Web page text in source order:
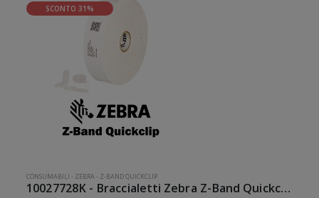
SCONTO 31%
CONSUMABILI - ZEBRA- Z-BAND QUICKCLIP
10027728K - Braccialetti Zebra Z-Band Quickclip Polipropilene